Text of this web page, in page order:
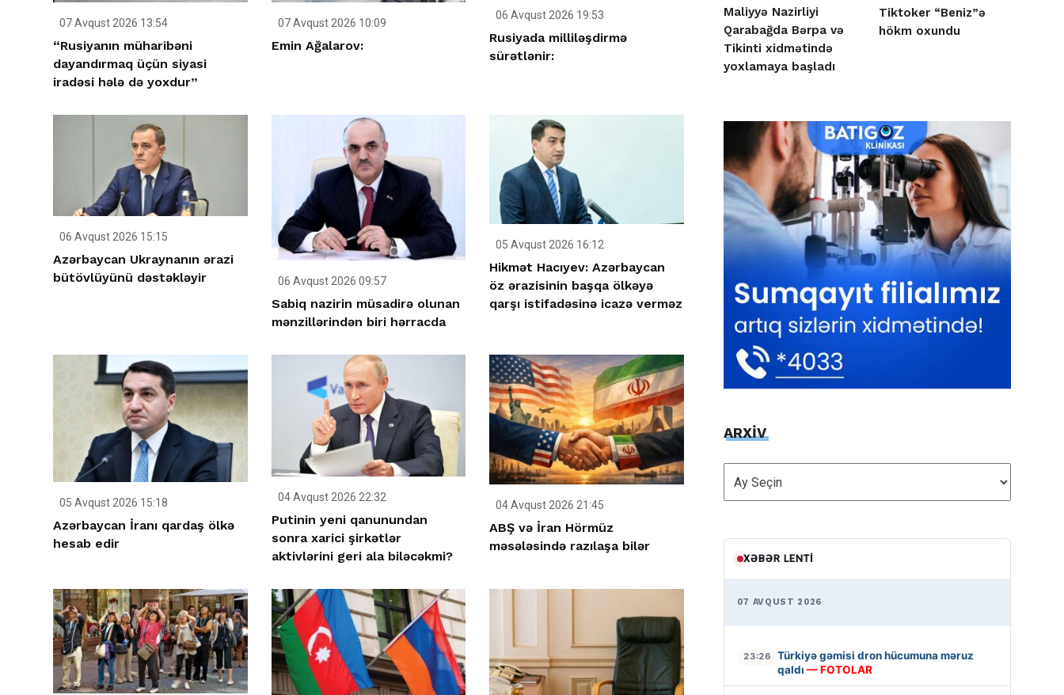
07 Avqust 2026 13:54
“Rusiyanın müharibəni
dayandırmaq üçün siyasi
iradəsi hələ də yoxdur”
07 Avqust 2026 10:09
Emin Ağalarov:
06 Avqust 2026 19:53
Rusiyada milliləşdirmə
sürətlənir:
06 Avqust 2026 15:15
Azərbaycan Ukraynanın ərazi
bütövlüyünü dəstəkləyir
06 Avqust 2026 09:57
Sabiq nazirin müsadirə olunan
mənzillərindən biri hərracda
05 Avqust 2026 16:12
Hikmət Hacıyev: Azərbaycan
öz ərazisinin başqa ölkəyə
qarşı istifadəsinə icazə verməz
05 Avqust 2026 15:18
Azərbaycan İranı qardaş ölkə
hesab edir
04 Avqust 2026 22:32
Putinin yeni qanunundan
sonra xarici şirkətlər
aktivlərini geri ala biləcəkmi?
04 Avqust 2026 21:45
ABŞ və İran Hörmüz
məsələsində razılaşa bilər
Maliyyə Nazirliyi
Qarabağda Bərpa və
Tikinti xidmətində
yoxlamaya başladı
Tiktoker “Beniz”ə
hökm oxundu
ARXİV
ARXİV
XƏBƏR LENTI
07 AVQUST 2026
23:26
Türkiyə gəmisi dron hücumuna məruz
qaldı — FOTOLAR